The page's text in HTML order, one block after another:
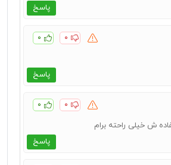
پاسخ
۰ ۰
پاسخ
۰ ۰
پاسخ
ش خیلی راحته برام